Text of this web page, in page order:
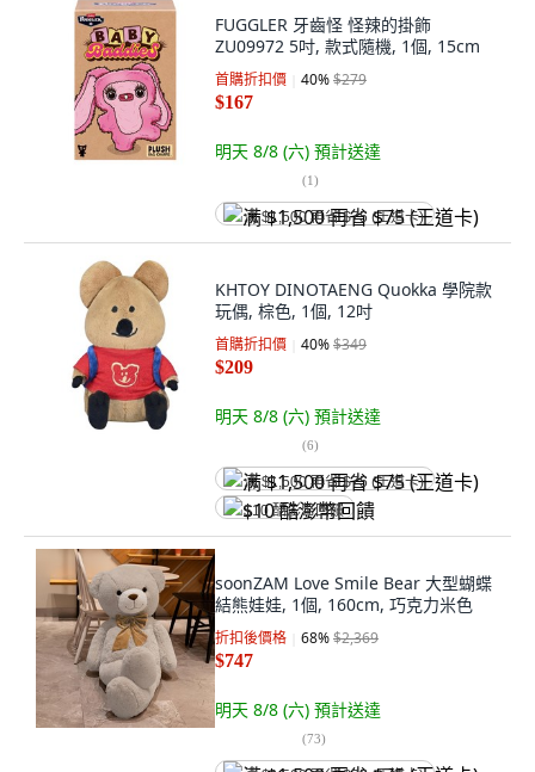
FUGGLER 牙齒怪 怪辣的掛飾
ZU09972 5吋, 款式隨機, 1個, 15cm
首購折扣價 40%$279
$167
明天 8/8 (六) 預計送達
(1)
满 $1,500 再省 $75 (王道卡)
KHTOY DINOTAENG Quokka 學院款
玩偶, 棕色, 1個, 12吋
首購折扣價 40%$349
$209
明天 8/8 (六) 預計送達
(6)
满 $1,500 再省 $75 (王道卡)
$10 酷澎幣回饋
soonZAM Love Smile Bear 大型蝴蝶
結熊娃娃, 1個, 160cm, 巧克力米色
折扣後價格 68%$2,369
$747
明天 8/8 (六) 預計送達
(73)